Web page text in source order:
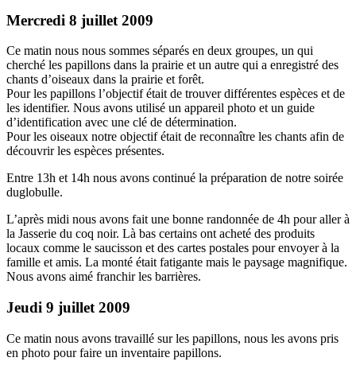
Mercredi 8 juillet 2009
Ce matin nous nous sommes séparés en deux groupes, un qui
cherché les papillons dans la prairie et un autre qui a enregistré des
chants d’oiseaux dans la prairie et forêt.
Pour les papillons l’objectif était de trouver différentes espèces et de
les identifier. Nous avons utilisé un appareil photo et un guide
d’identification avec une clé de détermination.
Pour les oiseaux notre objectif était de reconnaître les chants afin de
découvrir les espèces présentes.
Entre 13h et 14h nous avons continué la préparation de notre soirée
duglobulle.
L’après midi nous avons fait une bonne randonnée de 4h pour aller à
la Jasserie du coq noir. Là bas certains ont acheté des produits
locaux comme le saucisson et des cartes postales pour envoyer à la
famille et amis. La monté était fatigante mais le paysage magnifique.
Nous avons aimé franchir les barrières.
Jeudi 9 juillet 2009
Ce matin nous avons travaillé sur les papillons, nous les avons pris
en photo pour faire un inventaire papillons.